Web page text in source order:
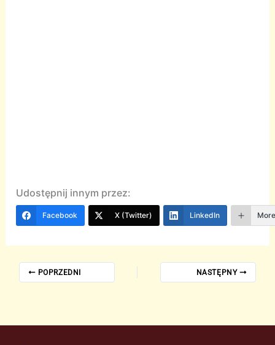
Udostępnij innym przez:
Facebook X (Twitter) LinkedIn
POPRZEDNI NASTĘPNY